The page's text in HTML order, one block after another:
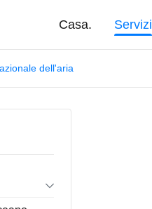
Casa. Servizi
dell'aria